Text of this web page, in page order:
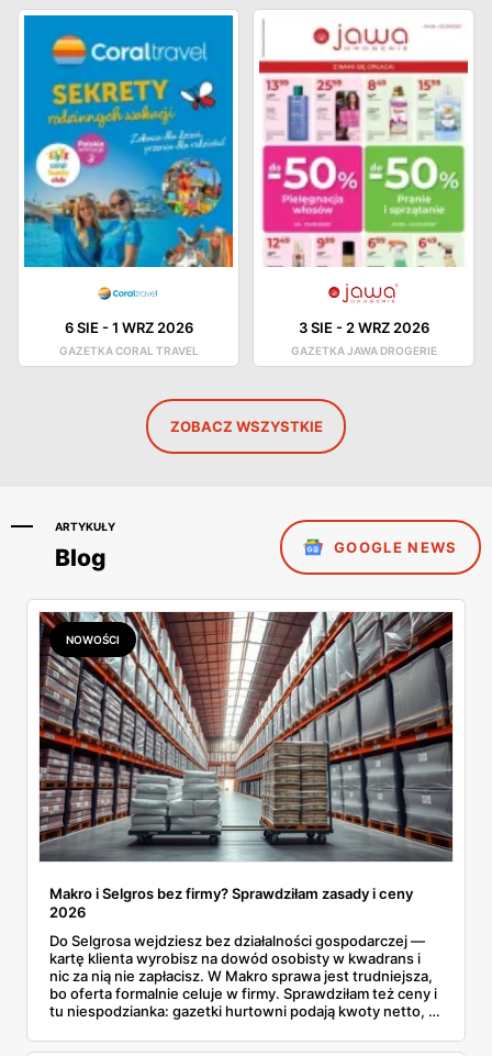
6 SIE-1 WRZ 2026
GAZETKA CORAL TRAVEL
3 SIE-2 WRZ 2026
GAZETKA JAWA DROGERIE
ZOBACZ WSZYSTKIE
ARTYKUŁY
Blog GOOGLE NEWS
NOWOŚCI
Makro i Selgros bez firmy? Sprawdziłam zasady i ceny
2026
Do Selgrosa wejdziesz bez działalności gospodarczej —
kartę klienta wyrobisz na dowód osobisty w kwadrans i
nic za nią nie zapłacisz. W Makro sprawa jest trudniejsza,
bo oferta formalnie celuje w firmy. Sprawdziłam też ceny i
tu niespodzianka: gazetki hurtowni podają kwoty netto, a
zawsze wygrywa — ta sama kawa ziarnista kosztuje w